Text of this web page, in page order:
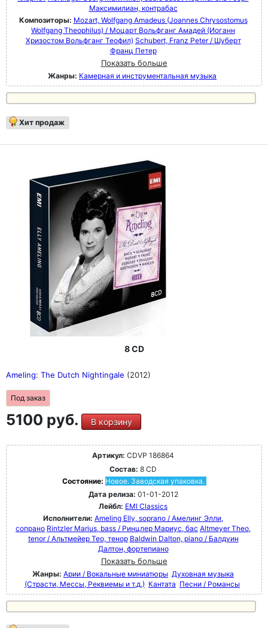
Максимилиан, контрабас
Композиторы: Mozart, Wolfgang Amadeus (Joannes Chrysostomus
Wolfgang Theophilus) / Моцарт Вольфганг Амадей (Иоганн
Хризостом Вольфганг Теофил) Schubert, Franz Peter / Шуберт
Франц Петер
Показать больше
Жанры: Камерная и инструментальная музыка
Хит продаж
8 CD
Ameling: The Dutch Nightingale (2012)
Под заказ
5100 руб. В корзину
Артикул: CDVP 186864
Состав: 8 CD
Состояние: Новое. Заводская упаковка.
Дата релиза: 01-01-2012
Лейбл: EMI Classics
Исполнители: Ameling Elly, soprano / Амелинг Элли,
сопрано Rintzler Marius, bass / Ринцлер Мариус, бас Altmeyer Theo,
tenor / Альтмейер Тео, тенор Baldwin Dalton, piano / Балдуин
Далтон, фортепиано
Показать больше
Жанры: Арии / Вокальные миниатюры Духовная музыка
(Страсти, Мессы, Реквиемы и т.д.) Кантата Песни / Романсы